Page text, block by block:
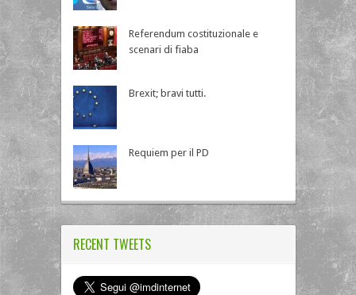
Referendum costituzionale e
scenari di fiaba
Brexit; bravi tutti.
Requiem per il PD
RECENT TWEETS